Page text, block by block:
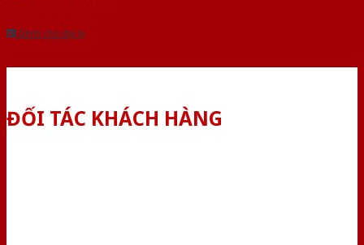
Dành cho đại lý
ĐỐI TÁC KHÁCH HÀNG